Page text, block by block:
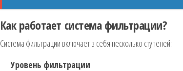
Как работает система фильтрации?
Система фильтрации включает в себя несколько ступеней:
Уровень фильтрации